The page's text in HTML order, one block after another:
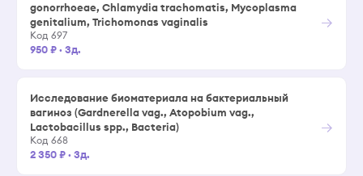
gonorrhoeae, Chlamydia trachomatis, Mуcoplasma
genitalium, Trichomonas vaginalis
Код 697
950 ₽· 3д.
→
Исследование биоматериала на бактериальный
вагиноз (Gardnerella vag., Atopobium vag.,
Lactobacillus spp., Bacteria)
Код 668
2 350 ₽· 3д.
→